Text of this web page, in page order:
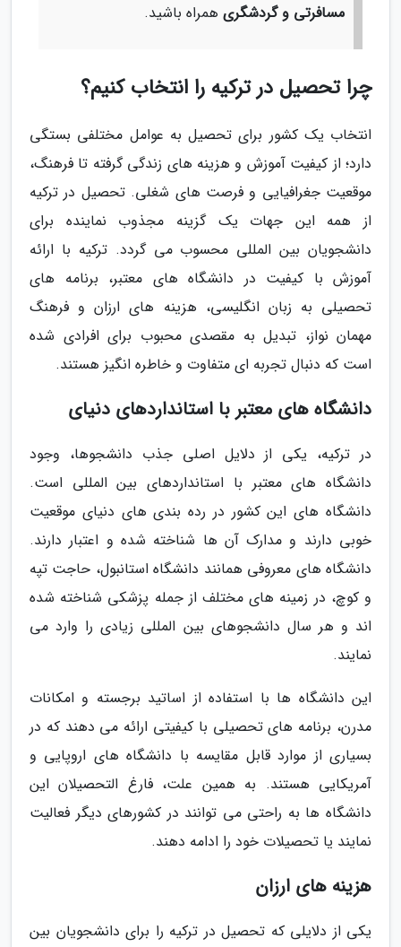
مسافرتی و گردشگری همراه باشید.
چرا تحصیل در ترکیه را انتخاب کنیم؟
انتخاب یک کشور برای تحصیل به عوامل مختلفی بستگی
دارد؛ از کیفیت آموزش و هزینه های زندگی گرفته تا فرهنگ،
موقعیت جغرافیایی و فرصت های شغلی. تحصیل در ترکیه
از همه این جهات یک گزینه مجذوب نماینده برای
دانشجویان بین المللی محسوب می گردد. ترکیه با ارائه
آموزش با کیفیت در دانشگاه های معتبر، برنامه های
تحصیلی به زبان انگلیسی، هزینه های ارزان و فرهنگ
مهمان نواز، تبدیل به مقصدی محبوب برای افرادی شده
است که دنبال تجربه ای متفاوت و خاطره انگیز هستند.
دانشگاه های معتبر با استانداردهای دنیای
در ترکیه، یکی از دلایل اصلی جذب دانشجوها، وجود
دانشگاه های معتبر با استانداردهای بین المللی است.
دانشگاه های این کشور در رده بندی های دنیای موقعیت
خوبی دارند و مدارک آن ها شناخته شده و اعتبار دارند.
دانشگاه های معروفی همانند دانشگاه استانبول، حاجت تپه
و کوچ، در زمینه های مختلف از جمله پزشکی شناخته شده
اند و هر سال دانشجوهای بین المللی زیادی را وارد می
نمایند.
این دانشگاه ها با استفاده از اساتید برجسته و امکانات
مدرن، برنامه های تحصیلی با کیفیتی ارائه می دهند که در
بسیاری از موارد قابل مقایسه با دانشگاه های اروپایی و
آمریکایی هستند. به همین علت، فارغ التحصیلان این
دانشگاه ها به راحتی می توانند در کشورهای دیگر فعالیت
نمایند یا تحصیلات خود را ادامه دهند.
هزینه های ارزان
یکی از دلایلی که تحصیل در ترکیه را برای دانشجویان بین